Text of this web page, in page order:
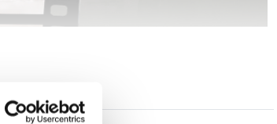
imbunatatita a sunetului scenei. In plus, ofera
niciun moment al actiunii.